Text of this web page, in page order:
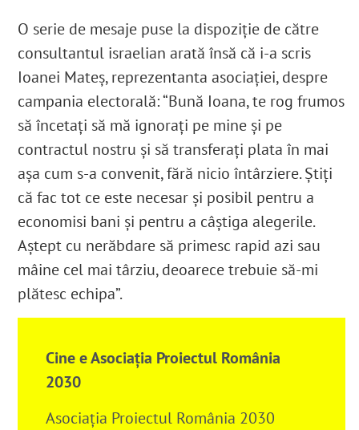
O serie de mesaje puse la dispoziție de către
consultantul israelian arată însă că i-a scris
Ioanei Mateș, reprezentanta asociației, despre
campania electorală: “Bună Ioana, te rog frumos
să încetați să mă ignorați pe mine și pe
contractul nostru și să transferați plata în mai
așa cum s-a convenit, fără nicio întârziere. Știți
că fac tot ce este necesar și posibil pentru a
economisi bani și pentru a câștiga alegerile.
Aștept cu nerăbdare să primesc rapid azi sau
mâine cel mai târziu, deoarece trebuie să-mi
plătesc echipa”.
Cine e Asociația Proiectul România
2030
Asociația Proiectul România 2030